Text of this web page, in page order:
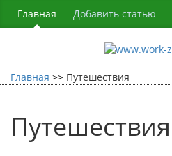
Главная Добавить статью
Главная Путешествия
Путешествия